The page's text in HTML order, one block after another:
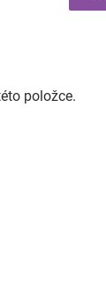
položce.